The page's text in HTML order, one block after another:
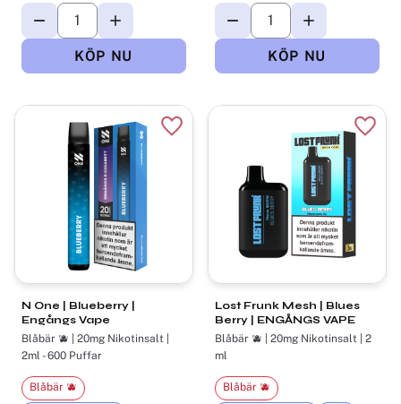
N One | Blueberry |
Engångs Vape
Blåbär 🫐 | 20mg Nikotinsalt |
2ml - 600 Puffar
Blåbär 🫐
Lägg till i favoriter
Lost Frunk Mesh | Blues
Berry | ENGÅNGS VAPE
Blåbär 🫐 | 20mg Nikotinsalt | 2
ml
Blåbär 🫐